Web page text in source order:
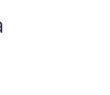
moduari
lehentasunak
ken dezakezu